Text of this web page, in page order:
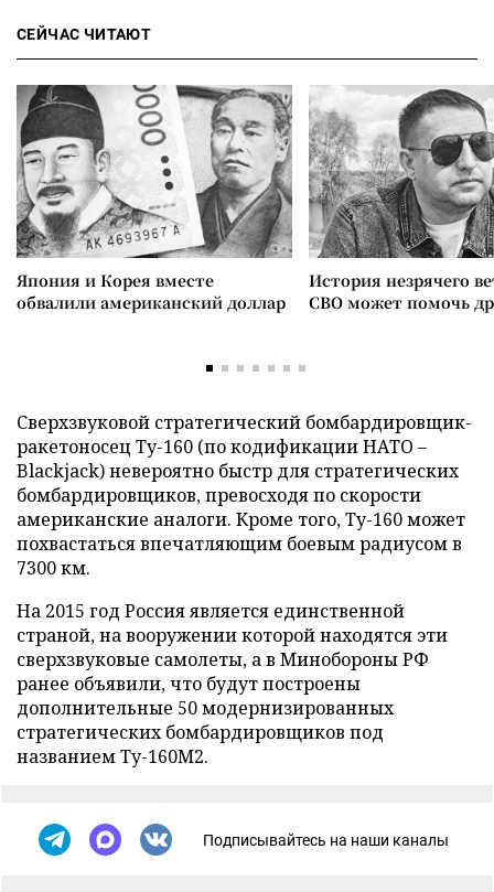
СЕЙЧАС ЧИТАЮТ
Япония и Корея вместе
обвалили американский доллар
История незрячего
СВО может помочь
Сверхзвуковой стратегический бомбардировщик-
ракетоносец Ту-160 (по кодификации НАТО –
Blackjack) невероятно быстр для стратегических
бомбардировщиков, превосходя по скорости
американские аналоги. Кроме того, Ту-160 может
похвастаться впечатляющим боевым радиусом в
7300 км.
На 2015 год Россия является единственной
страной, на вооружении которой находятся эти
сверхзвуковые самолеты, а в Минобороны РФ
ранее объявили, что будут построены
дополнительные 50 модернизированных
стратегических бомбардировщиков под
названием Ту-160М2.
Подписывайтесь на наши каналы